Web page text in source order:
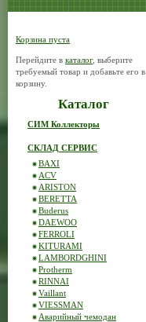
Корзина пуста
Перейдите в каталог, выберите
требуемый товар и добавьте его в
корзину.
Каталог
СИМ Коллекторы
СКЛАД СЕРВИС
BAXI
ACV
ARISTON
BERETTA
Buderus
DAEWOO
FERROLI
KITURAMI
LAMBORDGHINI
Protherm
RINNAI
Vaillant
VIESSMAN
Аварийный чемодан